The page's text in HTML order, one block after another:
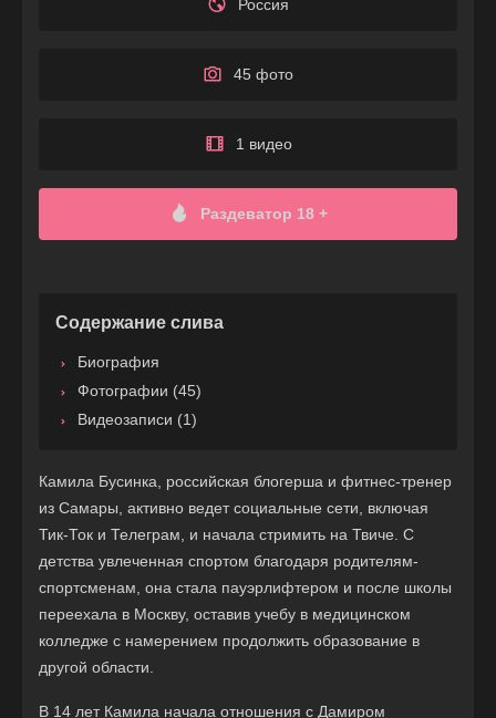
Россия
45 фото
1 видео
Раздеватор 18 +
Содержание слива
Биография
Фотографии (45)
Видеозаписи (1)
Камила Бусинка, российская блогерша и фитнес-тренер
из Самары, активно ведет социальные сети, включая
Тик-Ток и Телеграм, и начала стримить на Твиче. С
детства увлеченная спортом благодаря родителям-
спортсменам, она стала пауэрлифтером и после школы
переехала в Москву, оставив учебу в медицинском
колледже с намерением продолжить образование в
другой области.
В 14 лет Камила начала отношения с Дамиром